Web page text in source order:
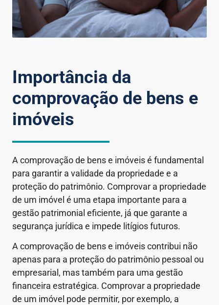
Importância da
comprovação de bens e
imóveis
A comprovação de bens e imóveis é fundamental
para garantir a validade da propriedade e a
proteção do patrimônio. Comprovar a propriedade
de um imóvel é uma etapa importante para a
gestão patrimonial eficiente, já que garante a
segurança jurídica e impede litígios futuros.
A comprovação de bens e imóveis contribui não
apenas para a proteção do patrimônio pessoal ou
empresarial, mas também para uma gestão
financeira estratégica. Comprovar a propriedade
de um imóvel pode permitir, por exemplo, a